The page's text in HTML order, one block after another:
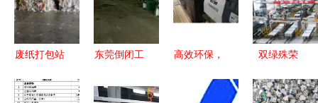
废纸打包站
干胶废料
东莞倒闭工
服务｜宏宇
高效环保，
工厂金属废
双绿殊荣
选2024年